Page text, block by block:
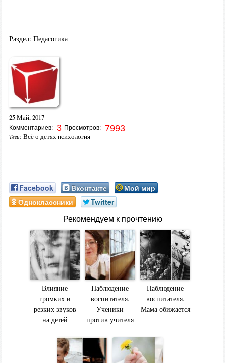
Раздел: Педагогика
25 Май, 2017
Комментариев: 3 Просмотров: 7993
Теги: Всё о детях психология
Facebook Вконтакте
Мой мир
Одноклассники
Twitter
Рекомендуем к прочтению
Влияние
громких и
резких звуков
на детей
Наблюдение
воспитателя.
Ученики
против учителя
Наблюдение
воспитателя.
Мама обижается